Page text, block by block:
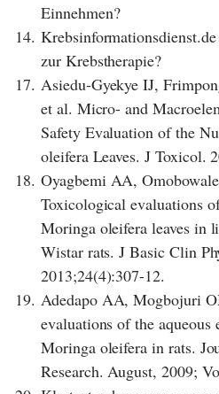
Einnehmen?
14.
zur Krebstherapie?
17. Asiedu-Gyekye IJ,
et al. Micro- and
Safety Evaluation of the
oleifera Leaves. J Toxicol.
18. Oyagbemi AA,
Toxicological evaluations
Moringa oleifera leaves in
Wistar rats. J Basic Clin
2013;24(4):307-12.
19. Adedapo AA, Mogbojuri
evaluations of the aqueous
Moringa oleifera in rats.
Research. August, 2009;